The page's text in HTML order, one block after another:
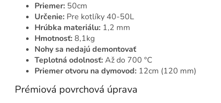
Priemer: 50cm
Určenie: Pre kotlíky 40-50L
Hrúbka materiálu: 1,2 mm
Hmotnosť: 8,1kg
Nohy sa nedajú demontovať
Teplotná odolnosť: Až do 700 °C
Priemer otvoru na dymovod: 12cm (120 mm)
Prémiová povrchová úprava